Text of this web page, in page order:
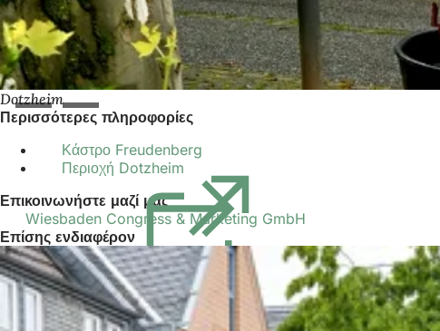
Dotzheim
Περισσότερες πληροφορίες
Κάστρο Freudenberg
Περιοχή Dotzheim
νέα
καρτέλα)
Επικοινωνήστε μαζί μας
Wiesbaden Congress & Marketing GmbH
Επίσης ενδιαφέρον